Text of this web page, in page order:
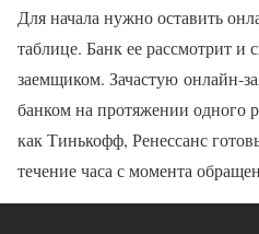
Для начала нужно оставить
таблице. Банк ее рассмотрит и
заемщиком. Зачастую онлайн-
банком на протяжении одного
как Тинькофф, Ренессанс
течение часа с момента